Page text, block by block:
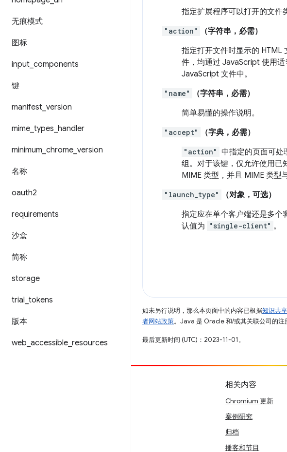
无痕模式
图标
input components
键
manifest version
mime types handler
minimum chrome version
名称
oauth2
requirements
沙盒
简称
storage
trial tokens
版本
web accessible resources
指定扩展程序可以打开的文件
"action"
（字符串，必需）
指定打开文件时显示的 HTML
件，均通过 JavaScript 使用
JavaScript 文件中。
"name"
（字符串，必需）
简单易懂的操作说明。
"accept" （字典，必需）
"action" 中指定的页面可处
组。对于该键，仅允许使用已
MIME 类型，并且 MIME 类型
"launch_type"
（对象，可选）
指定应在单个客户端还是多个
认值为 "single-client" 。
如未另行说明，那么本页面中的内容已根据知识共
者网站政策。Java 是 Oracle 和/或其关联公司的注
最后更新时间 (UTC)：2023-11-01。
相关内容
Chromium 更新
案例研究
归档
播客和节目